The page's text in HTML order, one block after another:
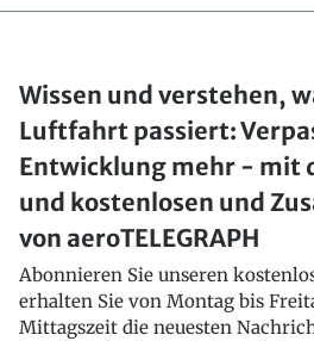
Wissen und verstehen,
Luftfahrt passiert:
Entwicklung mehr - mit
und kostenlosen und
von aeroTELEGRAPH
Abonnieren Sie unseren
erhalten Sie von Montag bis
Mittagszeit die neuesten